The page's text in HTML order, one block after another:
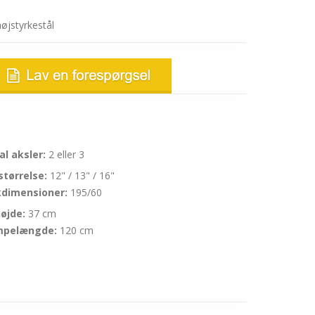
aksler: 2 eller 3
12" / 13" / 16"
195/60
37 cm
120 cm